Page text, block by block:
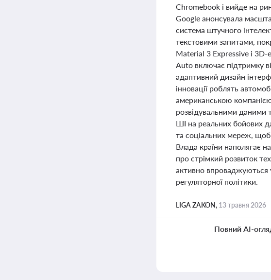
Chromebook і вийде на
Google анонсувала
система штучного
текстовими запитами,
Material 3 Expressive і
Auto включає підтримку
адаптивний дизайн
інновації роблять
американською
розвідувальними даними
ШІ на реальних бойових
та соціальних мереж, щоб
Влада країни наполягає
про стрімкий розвиток
активно впроваджуються
регуляторної політики.
LIGA ZAKON, 13 травня 2026
Повний AI-